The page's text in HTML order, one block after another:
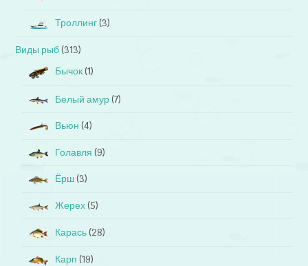
Троллинг (3)
Виды рыб (313)
Бычок (1)
Белый амур (7)
Вьюн (4)
Голавля (9)
Ёрш (3)
Жерех (5)
Карась (28)
Карп (19)